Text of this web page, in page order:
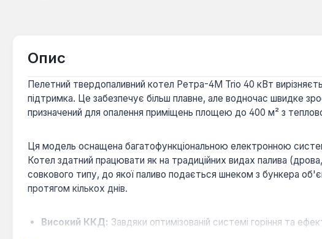
Опис
Пелетний твердопаливний котел Ретра-4М Trio 40 кВт
підтримка. Це забезпечує більш плавне, але водночас швидке
призначений для опалення приміщень площею до 400 м² з
Ця модель оснащена багатофункціональною електронною
Котел здатний працювати як на традиційних видах палива (дрова,
совкового типу, до якої паливо подається шнеком з бункера
протягом кількох днів.
Високий ККД: Завдяки оптимізованій системі горіння та